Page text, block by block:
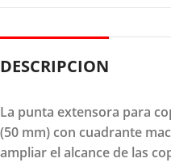
DESCRIPCION
La punta extensora para
(50 mm) con cuadrante
ampliar el alcance de las